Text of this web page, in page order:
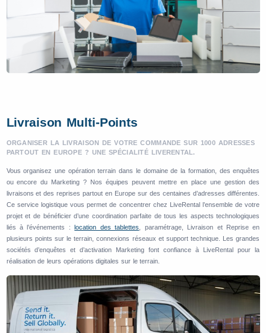
Livraison Multi-Points
ORGANISER LA LIVRAISON DE VOTRE COMMANDE SUR 1000 ADRESSES
PARTOUT EN EUROPE ? UNE SPÉCIALITÉ LIVERENTAL.
Vous organisez une opération terrain dans le domaine de la formation, des enquêtes
ou encore du Marketing ? Nos équipes peuvent mettre en place une gestion des
livraisons et des reprises partout en Europe sur des centaines d’adresses différentes.
Ce service logistique vous permet de concentrer chez LiveRental l’ensemble de votre
projet et de bénéficier d’une coordination parfaite de tous les aspects technologiques
liés à l’événements :
location des tablettes
, paramétrage, Livraison et Reprise en
plusieurs points sur le terrain, connexions réseaux et support technique. Les grandes
sociétés d’enquêtes et d’activation Marketing font confiance à LiveRental pour la
réalisation de leurs opérations digitales sur le terrain.